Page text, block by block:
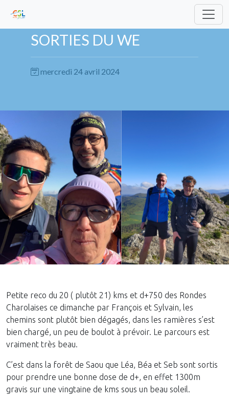
SORTIES DU WE
mercredi 24 avril 2024
Petite reco du 20 ( plutôt 21) kms et d+750 des Rondes
Charolaises ce dimanche par François et Sylvain, les
chemins sont plutôt bien dégagés, dans les ramières s’est
bien chargé, un peu de boulot à prévoir. Le parcours est
vraiment très beau.
C’est dans la forêt de Saou que Léa, Béa et Seb sont sortis
pour prendre une bonne dose de d+, en effet 1300m
gravis sur une vingtaine de kms sous un beau soleil.